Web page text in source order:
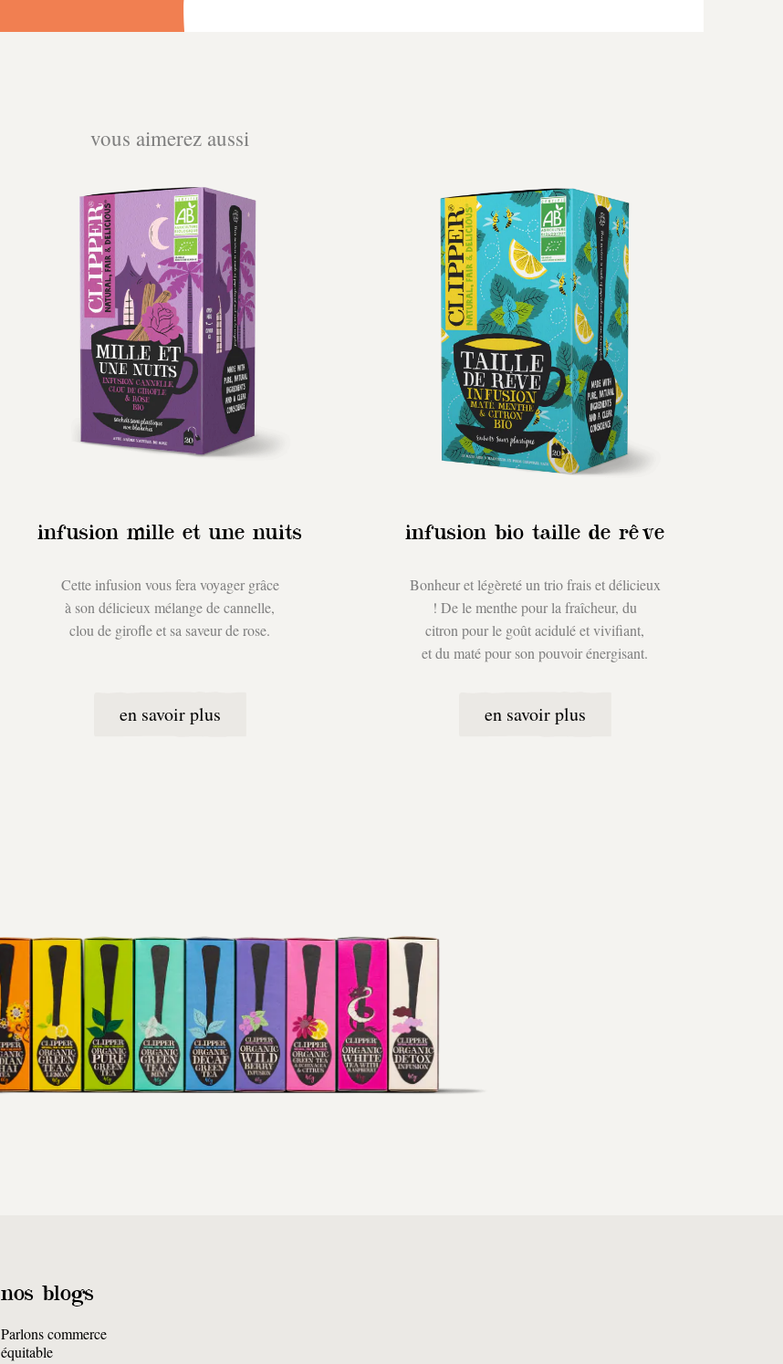
vous aimerez aussi
infusion mille et une nuits
Cette infusion vous fera voyager grâce
à son délicieux mélange de cannelle,
clou de girofle et sa saveur de rose.
en savoir plus
infusion bio taille de rêve
Bonheur et légèreté un trio frais et délicieux
! De le menthe pour la fraîcheur, du
citron pour le goût acidulé et vivifiant,
et du maté pour son pouvoir énergisant.
en savoir plus
nos blogs
Parlons commerce
équitable